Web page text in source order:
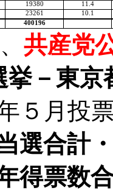
19380
11.4
23261
10.1
400196
共産党
挙－東京
５月投
選合計
得票数